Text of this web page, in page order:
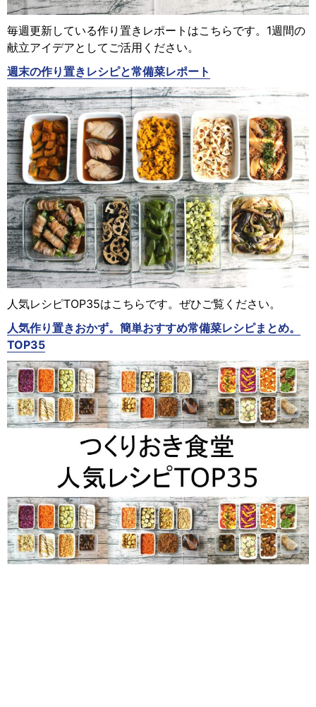
毎週更新している作り置きレポートはこちらです。1週間の
献立アイデアとしてご活用ください。
週末の作り置きレシピと常備菜レポート
人気レシピTOP35はこちらです。ぜひご覧ください。
人気作り置きおかず。簡単おすすめ常備菜レシピまとめ。
TOP35